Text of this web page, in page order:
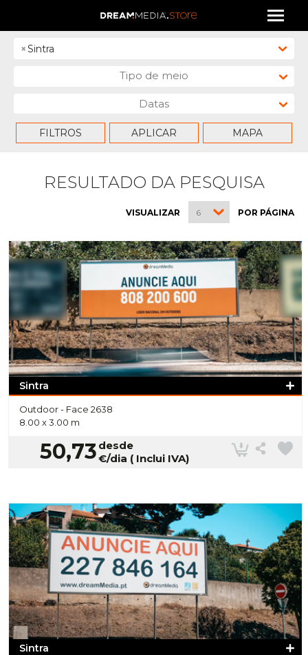
×Sintra
Tipo de meio
Datas
FILTROS APLICAR MAPA
RESULTADO DA PESQUISA
VISUALIZAR POR PÁGINA
Sintra
Outdoor - Face 2638
8.00 x 3.00 m
50,73 desde
€/dia ( Inclui IVA)
Sintra